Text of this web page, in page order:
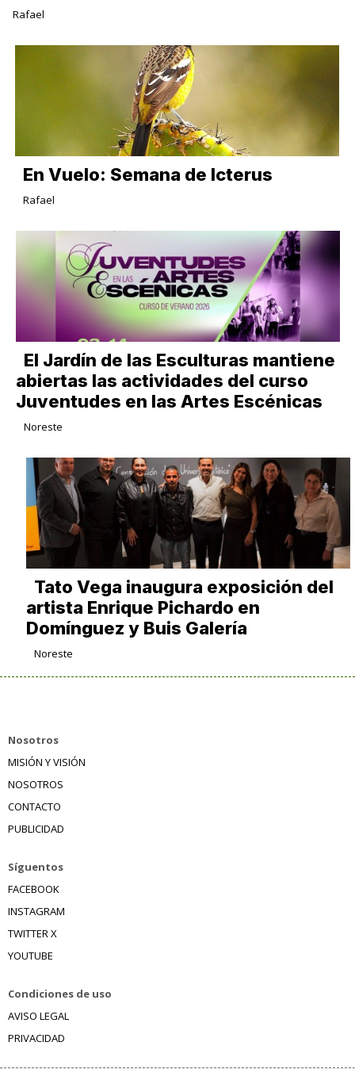
Rafael
En Vuelo: Semana de Icterus
Rafael
El Jardín de las Esculturas mantiene
abiertas las actividades del curso
Juventudes en las Artes Escénicas
Noreste
Tato Vega inaugura exposición del
artista Enrique Pichardo en
Domínguez y Buis Galería
Noreste
Nosotros
MISIÓN Y VISIÓN
NOSOTROS
CONTACTO
PUBLICIDAD
Síguentos
FACEBOOK
INSTAGRAM
TWITTER X
YOUTUBE
Condiciones de uso
AVISO LEGAL
PRIVACIDAD